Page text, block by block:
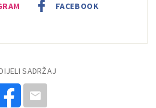
FACEBOOK
SADRŽAJ